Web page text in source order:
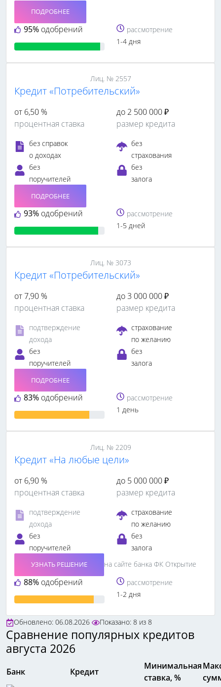
95% одобрений
ПОДРОБНЕЕ
рассмотрение
1-4 дня
Лиц. № 2557
Кредит «Потребительский»
от 6,50 %
процентная ставка
до 2 500 000 ₽
размер кредита
без справок
о доходах
без
страхования
без
поручителей
без
залога
93% одобрений
ПОДРОБНЕЕ
рассмотрение
1-5 дней
Лиц. № 3073
Кредит «Потребительский»
от 7,90 %
процентная ставка
до 3 000 000 ₽
размер кредита
подтверждение
дохода
страхование
по желанию
без
поручителей
без
залога
83% одобрений
ПОДРОБНЕЕ
рассмотрение
1 день
Лиц. № 2209
Кредит «На любые цели»
от 6,90 %
процентная ставка
до 5 000 000 ₽
размер кредита
подтверждение
дохода
страхование
по желанию
без
поручителей
без
залога
88% одобрений
УЗНАТЬ РЕШЕНИЕ
на сайте банка ФК Открытие
рассмотрение
1-2 дня
Обновлено: 06.08.2026 Показано: 8 из 8
Сравнение популярных кредитов
августа 2026
Банк Кредит
Минимальная
ставка, %